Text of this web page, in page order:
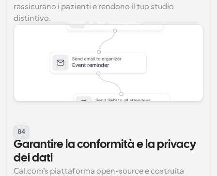
rassicurano i pazienti e rendono il tuo studio
distintivo.
04
Garantire la conformità e la privacy
dei dati
Cal.com’s piattaforma open-source è costruita